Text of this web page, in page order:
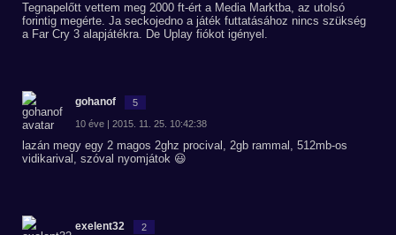
Tegnapelőtt vettem meg 2000 ft-ért a Media Marktba, az utolsó
forintig megérte. Ja seckojedno a játék futtatásához nincs szükség
a Far Cry 3 alapjátékra. De Uplay fiókot igényel.
gohanof 5
10 éve | 2015. 11. 25. 10:42:38
lazán megy egy 2 magos 2ghz procival, 2gb rammal, 512mb-os
vidikarival, szóval nyomjátok 😃
exelent32 2